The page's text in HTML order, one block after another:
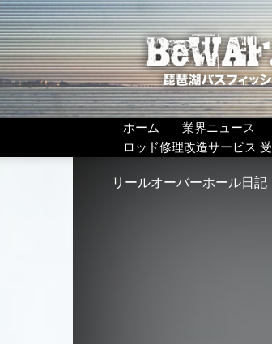
(ビ
ワ
エ
フ）
ホーム 業界ニュース
ロッド修理改造サービス
リールオーバーホール日記